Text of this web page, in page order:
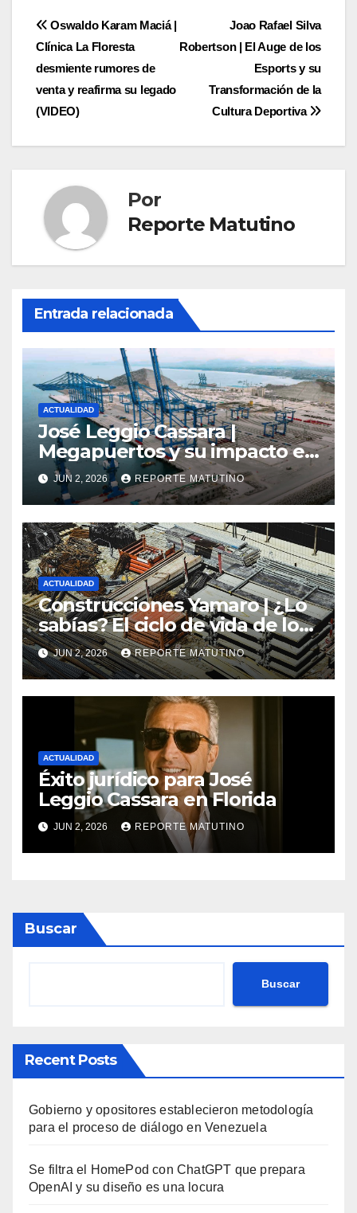
Navegación
de
entradas
Joao Rafael Silva
Robertson | El Auge de los
Esports y su
Transformación de la
Cultura Deportiva
Oswaldo Karam Maciá |
Clínica La Floresta
desmiente rumores de
venta y reafirma su legado
(VIDEO)
Por
Reporte Matutino
Entrada relacionada
ACTUALIDAD
José Leggio Cassara |
Megapuertos y su impacto en
el turismo y el comercio
global
JUN 2, 2026 REPORTE MATUTINO
ACTUALIDAD
Construcciones Yamaro | ¿Lo
sabías? El ciclo de vida de los
materiales de construcción
revoluciona eficiencia en
proyectos modernos
JUN 2, 2026 REPORTE MATUTINO
ACTUALIDAD
Éxito jurídico para José
Leggio Cassara en Florida
JUN 2, 2026 REPORTE MATUTINO
Buscar
Buscar
Recent Posts
Gobierno y opositores establecieron metodología
para el proceso de diálogo en Venezuela
Se filtra el HomePod con ChatGPT que prepara
OpenAI y su diseño es una locura